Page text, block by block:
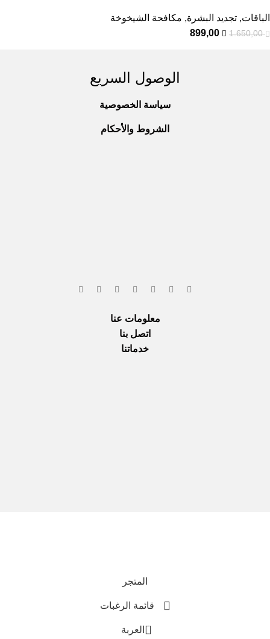
الباقات, تجديد البشرة, مكافحة الشيخوخة
1.650,00
899,00
الوصول السريع
سياسة الخصوصية
الشروط والأحكام
معلومات عنا
اتصل بنا
خدماتنا
المتجر
قائمة الرغبات
0 العربة